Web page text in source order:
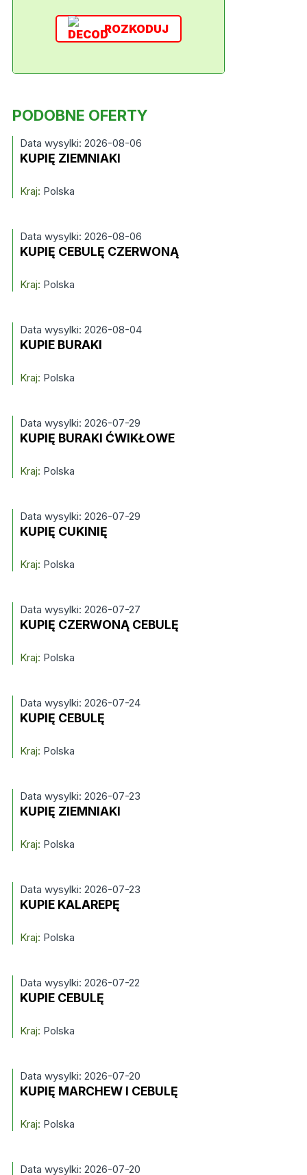
ROZKODUJ
PODOBNE OFERTY
Data wysylki: 2026-08-06
KUPIĘ ZIEMNIAKI
Kraj: Polska
Data wysylki: 2026-08-06
KUPIĘ CEBULĘ CZERWONĄ
Kraj: Polska
Data wysylki: 2026-08-04
KUPIE BURAKI
Kraj: Polska
Data wysylki: 2026-07-29
KUPIĘ BURAKI ĆWIKŁOWE
Kraj: Polska
Data wysylki: 2026-07-29
KUPIĘ CUKINIĘ
Kraj: Polska
Data wysylki: 2026-07-27
KUPIĘ CZERWONĄ CEBULĘ
Kraj: Polska
Data wysylki: 2026-07-24
KUPIĘ CEBULĘ
Kraj: Polska
Data wysylki: 2026-07-23
KUPIĘ ZIEMNIAKI
Kraj: Polska
Data wysylki: 2026-07-23
KUPIE KALAREPĘ
Kraj: Polska
Data wysylki: 2026-07-22
KUPIE CEBULĘ
Kraj: Polska
Data wysylki: 2026-07-20
KUPIĘ MARCHEW I CEBULĘ
Kraj: Polska
Data wysylki: 2026-07-20